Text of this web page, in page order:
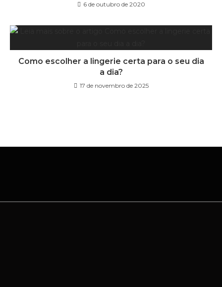
6 de outubro de 2020
Como escolher a lingerie certa para o seu dia
a dia?
17 de novembro de 2025